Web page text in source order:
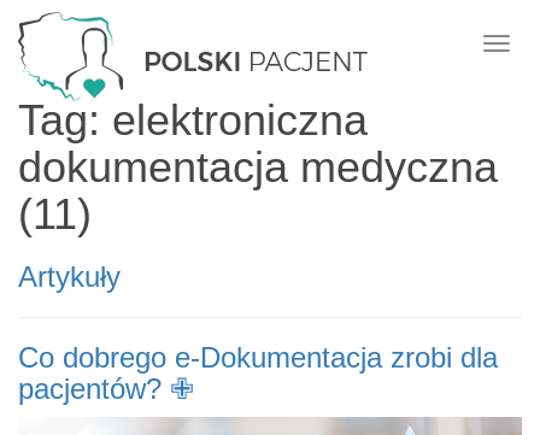
Tag: elektroniczna
dokumentacja medyczna
(11)
Artykuły
Co dobrego e-Dokumentacja zrobi dla
pacjentów? ✙